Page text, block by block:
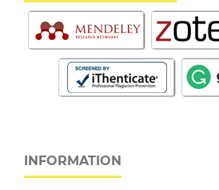
INFORMATION